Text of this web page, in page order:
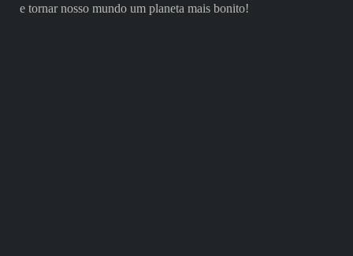
e tornar nosso mundo um planeta mais bonito!